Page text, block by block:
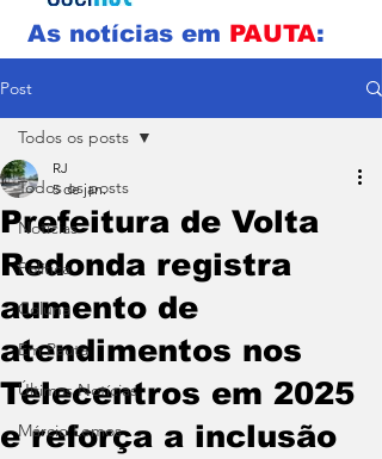
As notícias em PAUTA:
Post
Todos os posts
Notícias
Política
Coluna
Em Pauta
Últimas Notícias
Márcio Lemos
Todos os posts
Prefeitura de Volta
Redonda registra
aumento de
atendimentos nos
Telecentros em 2025
e reforça a inclusão
RJ
5 de jan.